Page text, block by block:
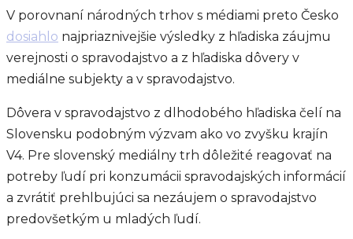
V porovnaní národných trhov s médiami preto Česko
dosiahlo najpriaznivejšie výsledky z hľadiska záujmu
verejnosti o spravodajstvo a z hľadiska dôvery v
mediálne subjekty a v spravodajstvo.
Dôvera v spravodajstvo z dlhodobého hľadiska čelí na
Slovensku podobným výzvam ako vo zvyšku krajín
V4. Pre slovenský mediálny trh dôležité reagovať na
potreby ľudí pri konzumácii spravodajských informácií
a zvrátiť prehlbujúci sa nezáujem o spravodajstvo
predovšetkým u mladých ľudí.